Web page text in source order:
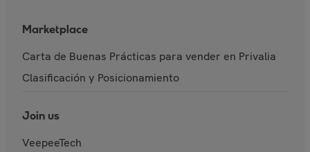
Marketplace
Carta de Buenas Prácticas para vender en Privalia
Clasificación y Posicionamiento
Join us
VeepeeTech